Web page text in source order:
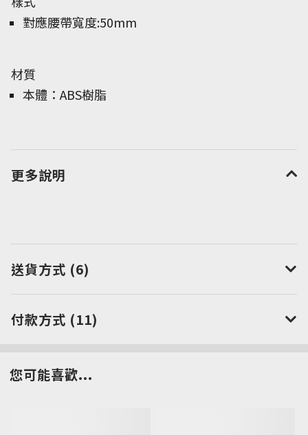
對應腰帶寬度:50mm
材質
本體：ABS樹脂
更多說明
送貨方式 (6)
付款方式 (11)
您可能喜歡...